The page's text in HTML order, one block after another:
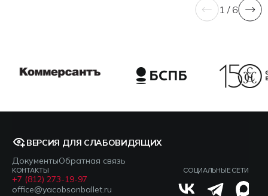
1 / 6
ВЕРСИЯ ДЛЯ СЛАБОВИДЯЩИХ
ДокументыОбратная связь
КОНТАКТЫ
+7 (812) 273-19-97
office@yacobsonballet.ru
СОЦИАЛЬНЫЕ СЕТИ